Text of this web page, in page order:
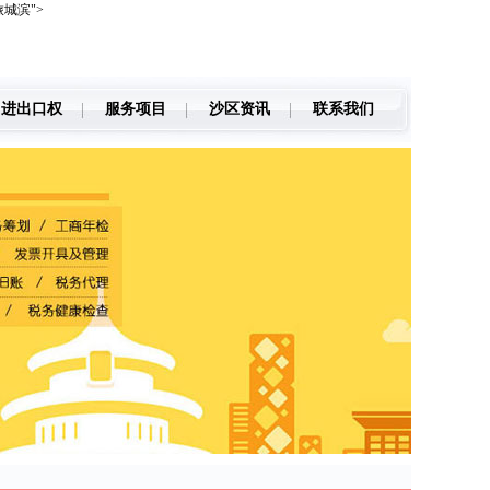
城滨">
进出口权 服务项目 沙区资讯 联系我们